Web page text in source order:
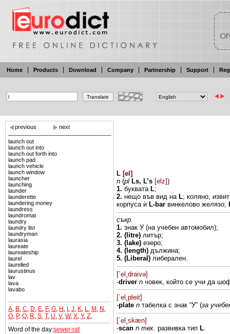
Home Products Download Company Partnership Support
previous next
launch out
launch out into
launch out forth into
launch pad
launch vehicle
launch window
launcher
launching
launder
launderette
laundering money
laundress
laundromat
laundry
laundry list
laundryman
laurasia
laureate
laureateship
laurel
laurelled
laurustinus
lav
lava
lavabo
A B C D E F, G H I J K L M N
O P, Q R S T, U V, W, X Y, Z
Word of the day:sewer-rat
L [el ]
n (pl Ls, L’s [elz])
1. буквата L;
2. нещо във вид на L; коляно,
корпуса ѝ L-bar винкелово желязо;
съкр.
1. знак У (на учебен автомобил);
2. (litre) литър;
3. (lake) езеро;
4. (length) дължина;
5. (Liberal) либерален.
[´el¸draivə]
-driver n човек, който се учи да
[´el¸pleit]
-plate n табелка с знак “У” (за
[´el¸skæn]
-scan n тех. развивка тип L.